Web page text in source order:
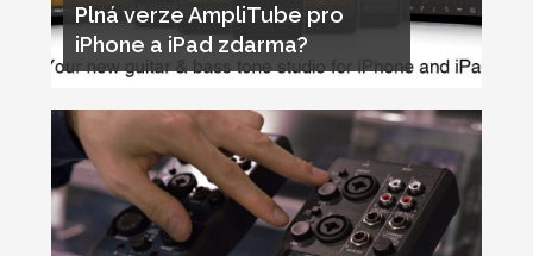
Plná verze AmpliTube pro
iPhone a iPad zdarma?